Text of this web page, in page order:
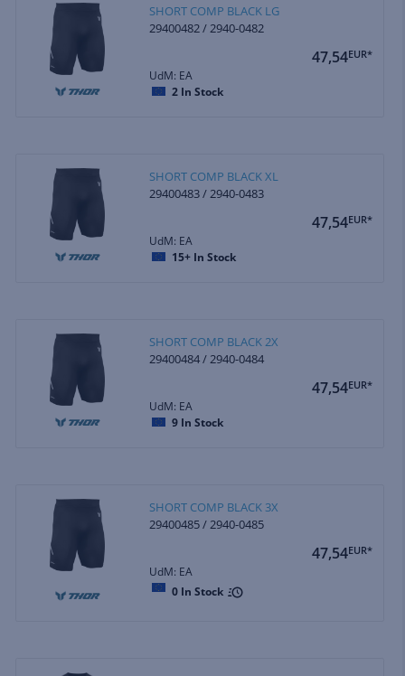
SHORT COMP BLACK LG
29400482 / 2940-0482
47,54EUR*
UdM: EA
2 In Stock
SHORT COMP BLACK XL
29400483 / 2940-0483
47,54EUR*
UdM: EA
15+ In Stock
SHORT COMP BLACK 2X
29400484 / 2940-0484
47,54EUR*
UdM: EA
9 In Stock
SHORT COMP BLACK 3X
29400485 / 2940-0485
47,54EUR*
UdM: EA
0 In Stock